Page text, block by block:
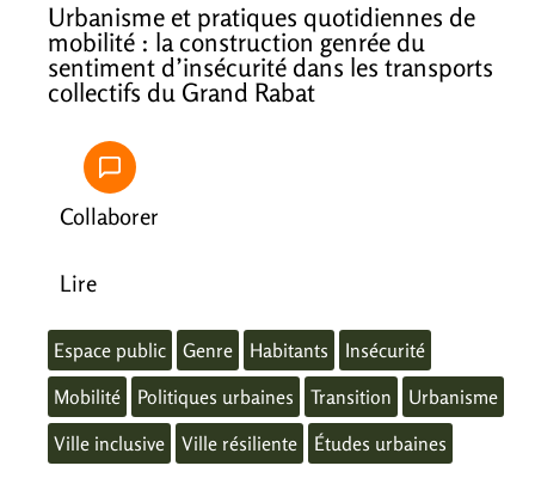
Urbanisme et pratiques quotidiennes de
mobilité : la construction genrée du
sentiment d’insécurité dans les transports
collectifs du Grand Rabat
Collaborer
Lire
Espace public Genre Habitants
Insécurité
Mobilité
Politiques urbaines Transition
Urbanisme
Ville inclusive
Ville résiliente Études urbaines